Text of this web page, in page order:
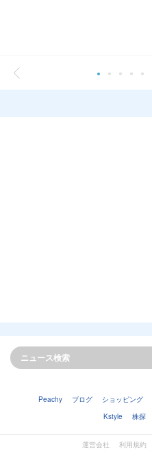
Peachy ブログ ショッピング
Kstyle
株探
運営会社 利用規約